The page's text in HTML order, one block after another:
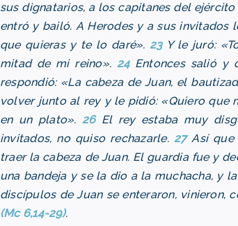
sus dignatarios, a los capitanes del
entró y bailó. A Herodes y a sus invitados
que quieras y te lo daré».23Y le juró:
mitad de mi reino». 24Entonces salió y
respondió: «La cabeza de Juan, el
volver junto al rey y le pidió: «Quiero que
en un plato». 26El rey estaba muy
invitados, no quiso rechazarle. 27Así que
traer la cabeza de Juan. El guardia fue y
una bandeja y se la dio a la muchacha, y
discípulos de Juan se enteraron, vinieron,
(Mc 6,14-29).